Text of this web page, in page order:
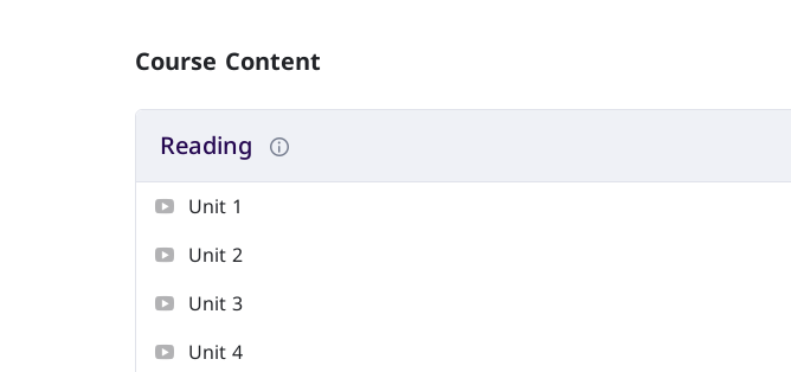
Course Content
Reading
Unit 1
Unit 2
Unit 3
Unit 4